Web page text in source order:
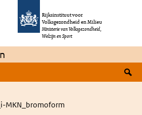
gaan
Rijksinstituut voor
Volksgezondheid en Milieu
Ministerie van Volksgezondheid,
Welzijn en Sport
MKN_bromoform